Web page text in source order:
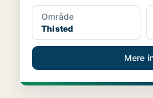
Område
Thisted
Mere